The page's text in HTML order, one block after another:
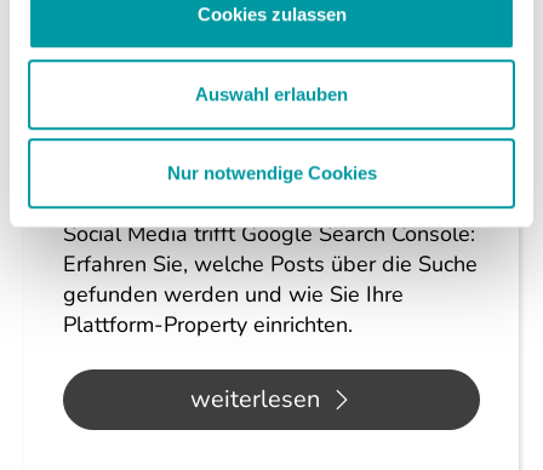
Cookies zulassen
Auswahl erlauben
Nur notwendige Cookies
Social Media
28.07.2026
Social Media in der Google Search
Console: Das bringt die neue Funktion
Social Media trifft Google Search Console:
Erfahren Sie, welche Posts über die Suche
gefunden werden und wie Sie Ihre
Plattform-Property einrichten.
weiterlesen